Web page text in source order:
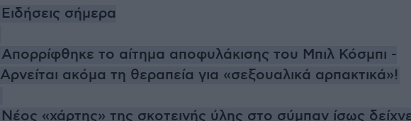
Ειδήσεις σήμερα
Απορρίφθηκε το αίτημα αποφυλάκισης του Μπιλ Κόσμπι -
Αρνείται ακόμα τη θεραπεία για «σεξουαλικά αρπακτικά»!
Νέος «χάρτης» της σκοτεινής ύλης στο σύμπαν ίσως